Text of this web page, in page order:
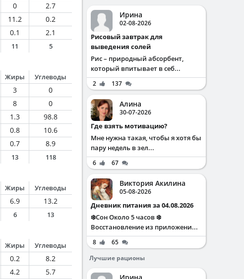
0
2.7
11.2
0.2
0.1
2.1
11 5
Жиры Углеводы
3
0
8
0
1.3
98.8
0.8
10.6
0.7
8.9
13 118
Жиры Углеводы
6.9
13.2
6 13
Жиры Углеводы
0.2
8.2
4.2
5.7
Ирина
02-08-2026
Рисовый завтрак для
выведения солей
Рис – природный абсорбент,
который впитывает в себ...
2 137
Алина
30-07-2026
Где взять мотивацию?
Мне нужна такая, чтобы я хотя бы
пару недель в зел...
6 67
Виктория Акилина
05-08-2026
Дневник питания за 04.08.2026
❄️Сон Около 5 часов ❄️
Восстановление из приложени...
8
65
Лучшие рационы